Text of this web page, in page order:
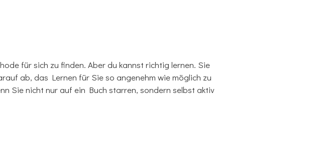
für sich zu finden. Aber du kannst richtig lernen. Sie
ab, das Lernen für Sie so angenehm wie möglich zu
Sie nicht nur auf ein Buch starren, sondern selbst aktiv